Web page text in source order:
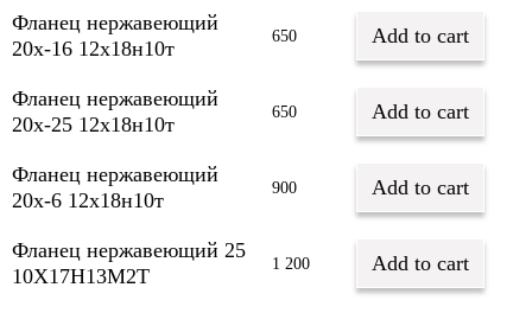
Фланец нержавеющий
20х-16 12х18н10т
650 Add to cart
Фланец нержавеющий
20х-25 12х18н10т
650 Add to cart
Фланец нержавеющий
20х-6 12х18н10т
900 Add to cart
Фланец нержавеющий 25
10Х17Н13М2Т
1 200 Add to cart